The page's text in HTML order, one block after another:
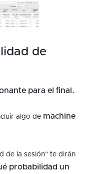
de
para el final.
algo de machine
de la sesión" te dirán
probabilidad un